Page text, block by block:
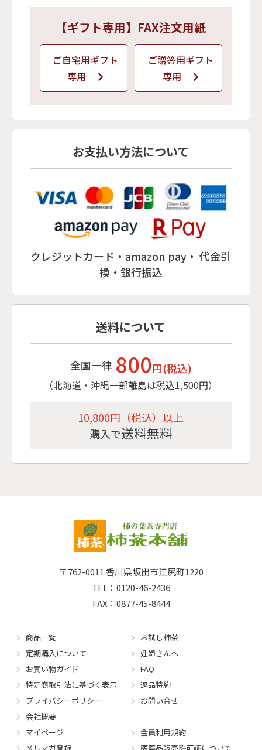
【ギフト専用】FAX注文用紙
ご自宅用ギフト
専用
ご贈答用ギフト
専用
お支払い方法について
クレジットカード・amazon pay・ 代金引
換・銀行振込
送料について
全国一律 800円(税込)
（北海道・沖縄一部離島は税込1,500円）
10,800円（税込）以上
購入で送料無料
〒762-0011 香川県坂出市江尻町1220
TEL：0120-46-2436
FAX：0877-45-8444
商品一覧
お試し柿茶
定期購入について
妊婦さんへ
お買い物ガイド
FAQ
特定商取引法に基づく表示
返品特約
プライバシーポリシー
お問い合せ
会社概要
マイページ
会員利用規約